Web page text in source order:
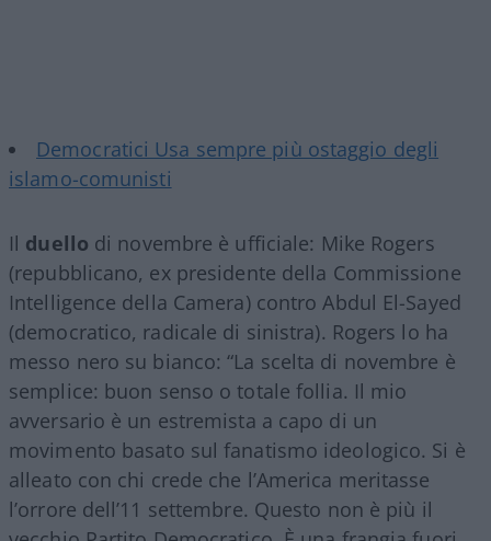
Democratici Usa sempre più ostaggio degli
islamo-comunisti
Il duello di novembre è ufficiale: Mike Rogers
(repubblicano, ex presidente della Commissione
Intelligence della Camera) contro Abdul El-Sayed
(democratico, radicale di sinistra). Rogers lo ha
messo nero su bianco: “La scelta di novembre è
semplice: buon senso o totale follia. Il mio
avversario è un estremista a capo di un
movimento basato sul fanatismo ideologico. Si è
alleato con chi crede che l’America meritasse
l’orrore dell’11 settembre. Questo non è più il